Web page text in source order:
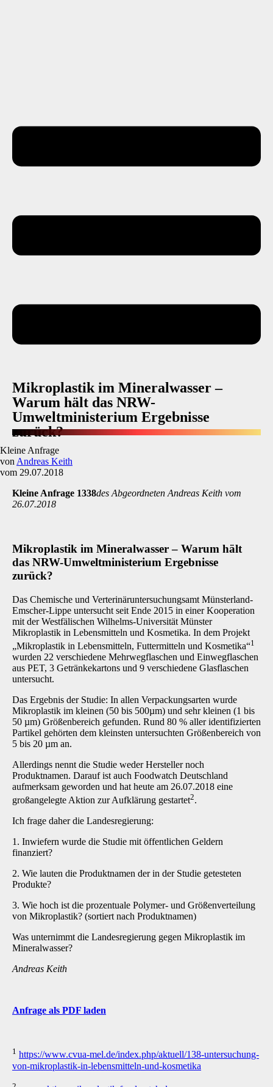
Mikroplastik im Mineralwasser –
Warum hält das NRW-
Umweltministerium Ergebnisse
zurück?
Kleine Anfrage
von Andreas Keith
vom 29.07.2018
Kleine Anfrage 1338des Abgeordneten Andreas Keith vom
26.07.2018
Mikroplastik im Mineralwasser – Warum hält
das NRW-Umweltministerium Ergebnisse
zurück?
Das Chemische und Verterinäruntersuchungsamt Münsterland-
Emscher-Lippe untersucht seit Ende 2015 in einer Kooperation
mit der Westfälischen Wilhelms-Universität Münster
Mikroplastik in Lebensmitteln und Kosmetika. In dem Projekt
„Mikroplastik in Lebensmitteln, Futtermitteln und Kosmetika“1
wurden 22 verschiedene Mehrwegflaschen und Einwegflaschen
aus PET, 3 Getränkekartons und 9 verschiedene Glasflaschen
untersucht.
Das Ergebnis der Studie: In allen Verpackungsarten wurde
Mikroplastik im kleinen (50 bis 500µm) und sehr kleinen (1 bis
50 µm) Größenbereich gefunden. Rund 80 % aller identifizierten
Partikel gehörten dem kleinsten untersuchten Größenbereich von
5 bis 20 µm an.
Allerdings nennt die Studie weder Hersteller noch
Produktnamen. Darauf ist auch Foodwatch Deutschland
aufmerksam geworden und hat heute am 26.07.2018 eine
großangelegte Aktion zur Aufklärung gestartet2.
Ich frage daher die Landesregierung:
1. Inwiefern wurde die Studie mit öffentlichen Geldern
finanziert?
2. Wie lauten die Produktnamen der in der Studie getesteten
Produkte?
3. Wie hoch ist die prozentuale Polymer- und Größenverteilung
von Mikroplastik? (sortiert nach Produktnamen)
Was unternimmt die Landesregierung gegen Mikroplastik im
Mineralwasser?
Andreas Keith
Anfrage als PDF laden
1 https://www.cvua-mel.de/index.php/aktuell/138-untersuchung-
von-mikroplastik-in-lebensmitteln-und-kosmetika